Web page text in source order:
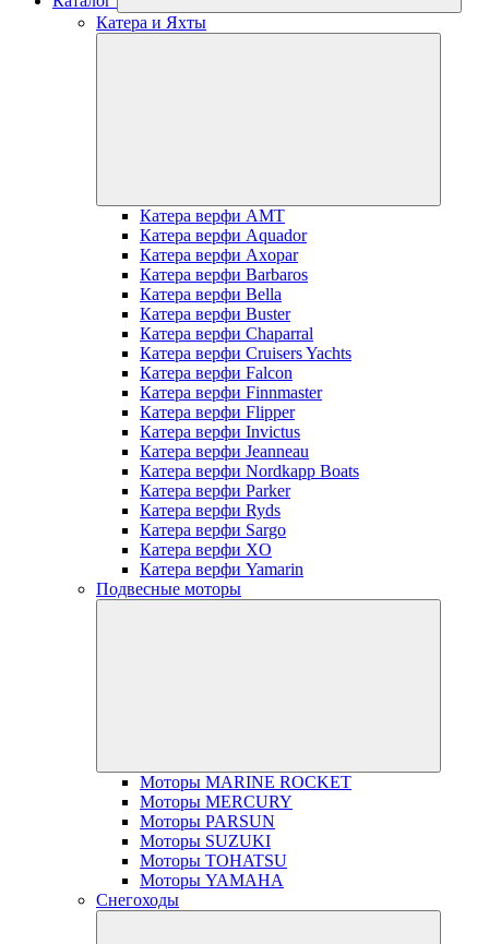
Катера и Яхты
Катера верфи AMT
Катера верфи Aquador
Катера верфи Axopar
Катера верфи Barbaros
Катера верфи Bella
Катера верфи Buster
Катера верфи Chaparral
Катера верфи Cruisers Yachts
Катера верфи Falcon
Катера верфи Finnmaster
Катера верфи Flipper
Катера верфи Invictus
Катера верфи Jeanneau
Катера верфи Nordkapp Boats
Катера верфи Parker
Катера верфи Ryds
Катера верфи Sargo
Катера верфи XO
Катера верфи Yamarin
Подвесные моторы
Моторы MARINE ROCKET
Моторы MERCURY
Моторы PARSUN
Моторы SUZUKI
Моторы TOHATSU
Моторы YAMAHA
Снегоходы